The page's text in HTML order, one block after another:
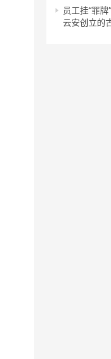
员工挂“罪
云安创立的